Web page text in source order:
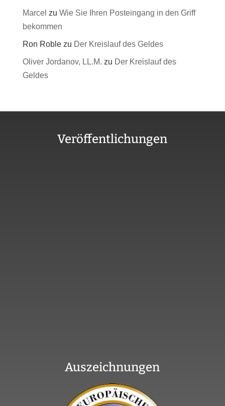
Marcel zu Wie Sie Ihren Posteingang in den Griff
bekommen
Ron Roblezu Der Kreislauf des Geldes
Oliver Jordanov, LL.M. zu Der Kreislauf des
Geldes
Veröffentlichungen
Auszeichnungen